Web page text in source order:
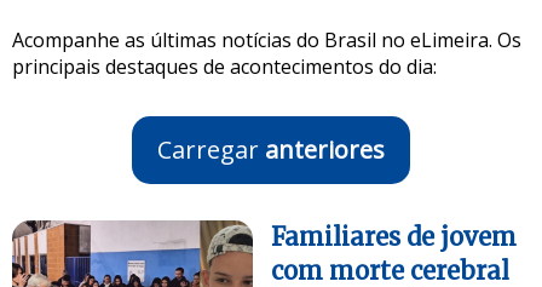
Acompanhe as últimas notícias do Brasil no eLimeira. Os
principais destaques de acontecimentos do dia:
Carregar anteriores
Familiares de jovem
com morte cerebral